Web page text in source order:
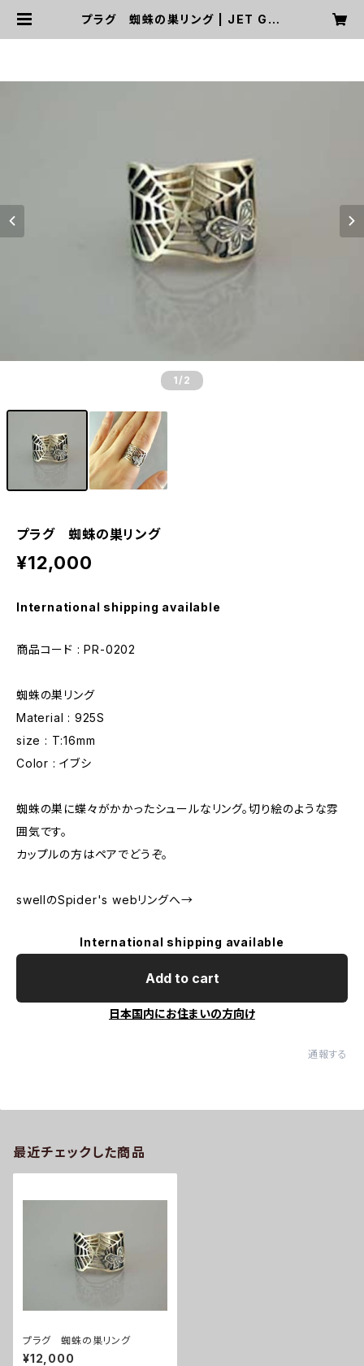
プラグ 蜘蛛の巣リング | JET Gar
1 /2
プラグ 蜘蛛の巣リング
¥12,000
International shipping available
商品コード : PR-0202
蜘蛛の巣リング
Material : 925S
size : T:16mm
Color : イブシ
蜘蛛の巣に蝶々がかかったシュールなリング。切り絵のような雰
囲気です。
カップルの方はペアでどうぞ。
swellのSpider's webリングへ→
International shipping available
Add to cart
日本国内にお住まいの方向け
通報する
最近チェックした商品
プラグ 蜘蛛の巣リング
¥12,000